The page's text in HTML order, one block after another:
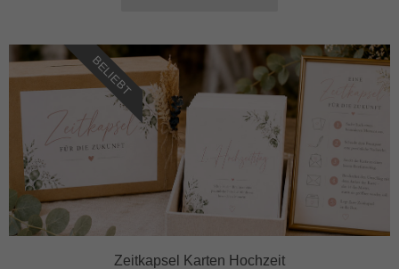
Zeitkapsel Karten Hochzeit
BELIEBT